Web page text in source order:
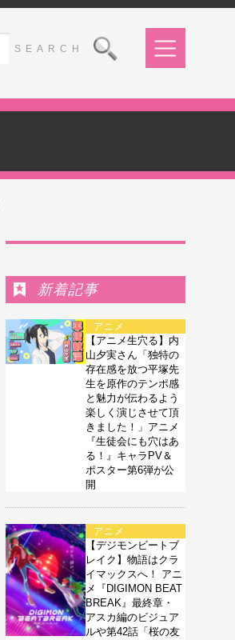
新着記事
アニメ
【アニメ生穴る】内
山夕実さん「独特の
存在感を放つ平塚先
生を原作のテンポ感
と魅力が伝わるよう
楽しく演じさせて頂
きました！」アニメ
『生徒会にも穴はあ
る！』キャラPV＆
ポスター第6弾が公
開
アニメ
【デジモンビートブ
レイク】物語はクラ
イマックスへ！ アニ
メ『DIGIMON BEAT
BREAK』最終章・
アスカ編のビジュア
ルや第42話「桜の友